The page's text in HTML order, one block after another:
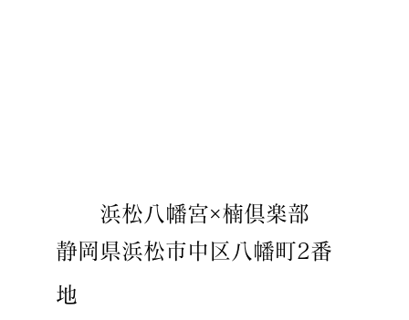
​浜松八幡宮×楠倶楽部
静岡県浜松市中区八幡町2番
地